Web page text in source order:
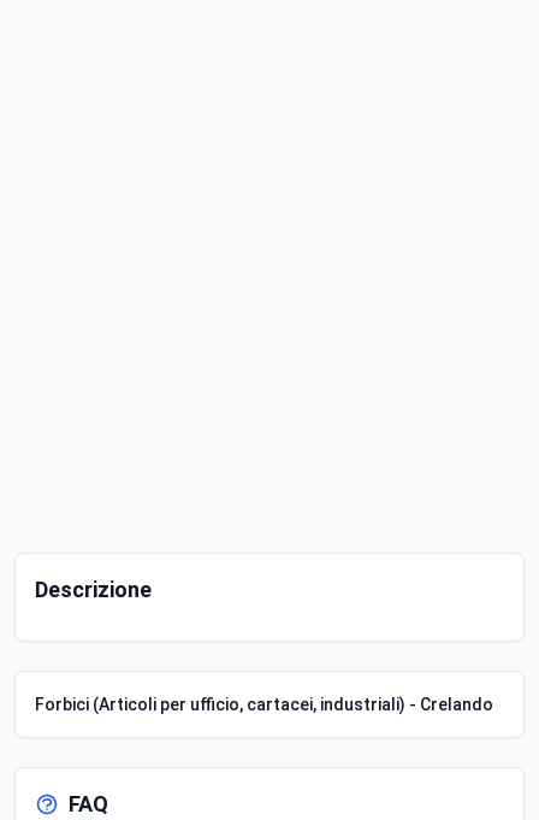
Descrizione
Forbici (Articoli per ufficio, cartacei, industriali) - Crelando
FAQ